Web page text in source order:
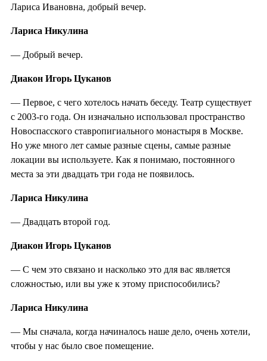
Лариса Ивановна, добрый вечер.
Лариса Никулина
— Добрый вечер.
Диакон Игорь Цуканов
— Первое, с чего хотелось начать беседу. Театр существует
с 2003-го года. Он изначально использовал пространство
Новоспасского ставропигиального монастыря в Москве.
Но уже много лет самые разные сцены, самые разные
локации вы используете. Как я понимаю, постоянного
места за эти двадцать три года не появилось.
Лариса Никулина
— Двадцать второй год.
Диакон Игорь Цуканов
— С чем это связано и насколько это для вас является
сложностью, или вы уже к этому приспособились?
Лариса Никулина
— Мы сначала, когда начиналось наше дело, очень хотели,
чтобы у нас было свое помещение.